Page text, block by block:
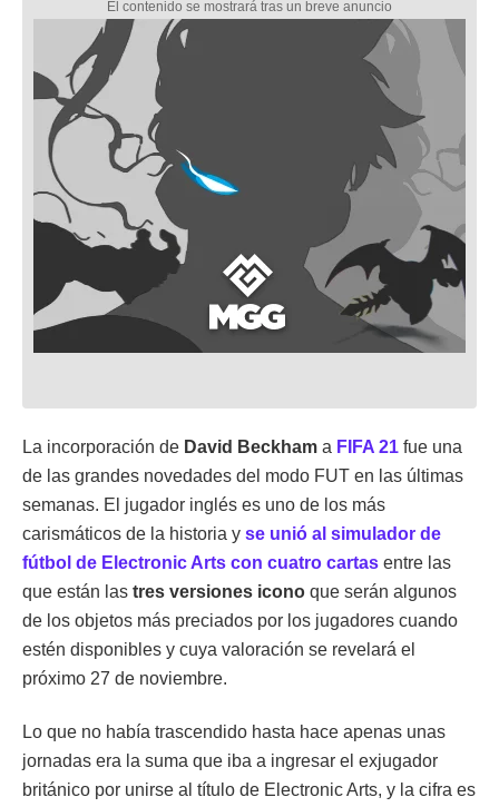
La incorporación de David Beckham a FIFA 21 fue una
de las grandes novedades del modo FUT en las últimas
semanas. El jugador inglés es uno de los más
carismáticos de la historia y se unió al simulador de
fútbol de Electronic Arts con cuatro cartas entre las
que están las tres versiones icono que serán algunos
de los objetos más preciados por los jugadores cuando
estén disponibles y cuya valoración se revelará el
próximo 27 de noviembre.
Lo que no había trascendido hasta hace apenas unas
jornadas era la suma que iba a ingresar el exjugador
británico por unirse al título de Electronic Arts, y la cifra es